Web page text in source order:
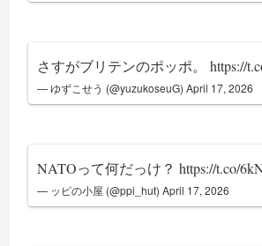
さすがブリテンのポッポ。https://
— ゆずこせう (@yuzukoseuG)April 17, 2026
NATOって何だっけ？https://t.co/
— ッピの小屋 (@ppi_hut)April 17, 2026